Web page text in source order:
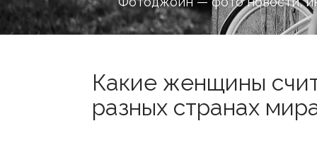
Какие женщины
разных странах